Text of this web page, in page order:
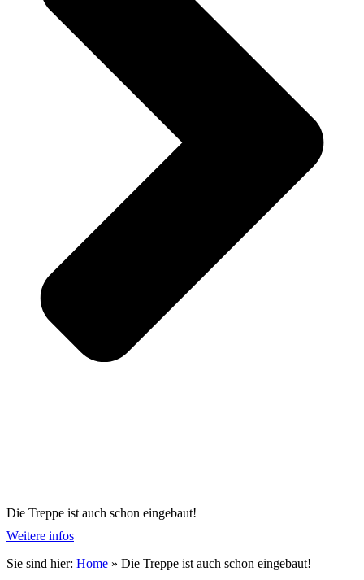
Die Treppe ist auch schon eingebaut!
Weitere infos
Sie sind hier: Home » Die Treppe ist auch schon eingebaut!